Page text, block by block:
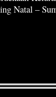
Natal –